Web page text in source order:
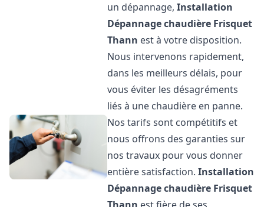
un dépannage,Installation
Dépannage chaudière Frisquet
Thann est à votre disposition.
Nous intervenons rapidement,
dans les meilleurs délais, pour
vous éviter les désagréments
liés à une chaudière en panne.
Nos tarifs sont compétitifs et
nous offrons des garanties sur
nos travaux pour vous donner
entière satisfaction.Installation
Dépannage chaudière Frisquet